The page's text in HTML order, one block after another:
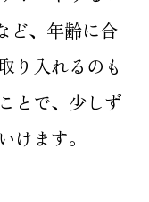
ど、年齢に合
り入れるのも
とで、少しず
けます。